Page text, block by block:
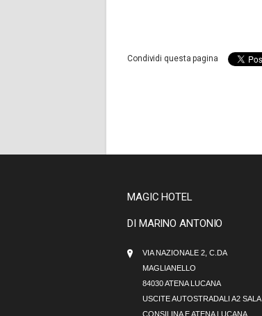
Condividi questa pagina
MAGIC HOTEL
DI MARINO ANTONIO
VIA NAZIONALE 2, C.DA
MAGLIANELLO
84030 ATENA LUCANA
USCITE AUTOSTRADALI A2 SALA
CONSILINA E ATENA LUCANA